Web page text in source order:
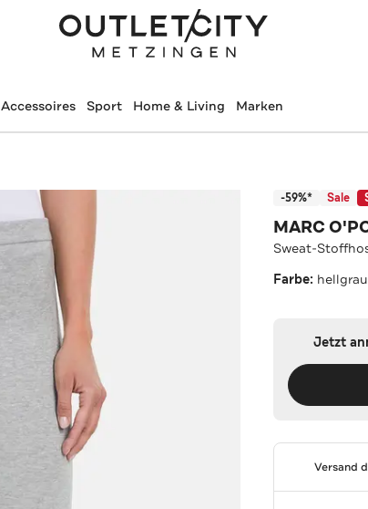
Accessoires Sport Home & Living Marken
-59%* Sale
MARC
Sweat-
Farbe: hellgrau
Jetzt
Versand